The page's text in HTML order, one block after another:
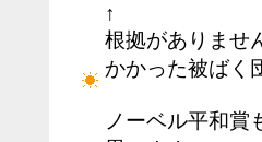
↑
根拠がありませ
かかった被ばく
ノーベル平和賞